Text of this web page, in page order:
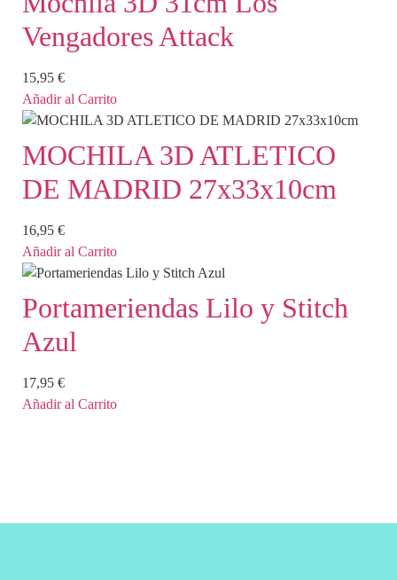
Vengadores Attack
15,95 €
Añadir al Carrito
MOCHILA 3D ATLETICO
DE MADRID 27x33x10cm
16,95 €
Añadir al Carrito
Portameriendas Lilo y Stitch
Azul
17,95 €
Añadir al Carrito